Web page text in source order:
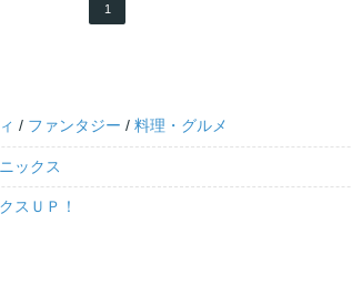
1
/ ファンタジー /料理・グルメ
ックス
スＵＰ！